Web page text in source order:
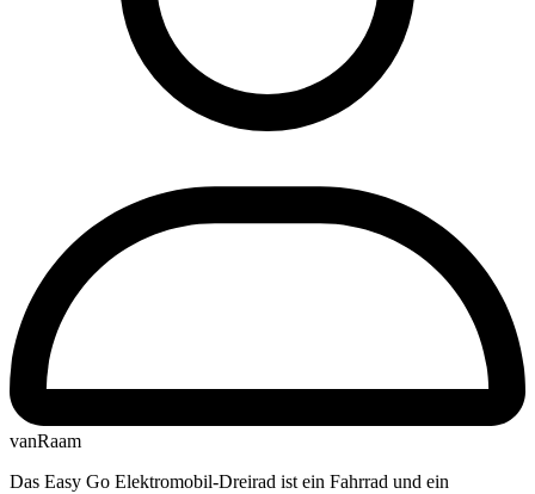
vanRaam
Das Easy Go Elektromobil-Dreirad ist ein Fahrrad und ein